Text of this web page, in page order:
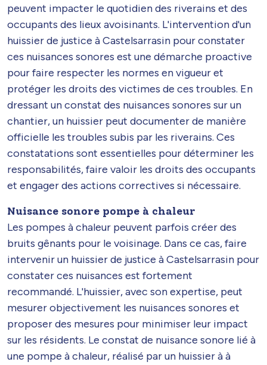
peuvent impacter le quotidien des riverains et des
occupants des lieux avoisinants. L'intervention d'un
huissier de justice à Castelsarrasin pour constater
ces nuisances sonores est une démarche proactive
pour faire respecter les normes en vigueur et
protéger les droits des victimes de ces troubles. En
dressant un constat des nuisances sonores sur un
chantier, un huissier peut documenter de manière
officielle les troubles subis par les riverains. Ces
constatations sont essentielles pour déterminer les
responsabilités, faire valoir les droits des occupants
et engager des actions correctives si nécessaire.
Nuisance sonore pompe à chaleur
Les pompes à chaleur peuvent parfois créer des
bruits gênants pour le voisinage. Dans ce cas, faire
intervenir un huissier de justice à Castelsarrasin pour
constater ces nuisances est fortement
recommandé. L'huissier, avec son expertise, peut
mesurer objectivement les nuisances sonores et
proposer des mesures pour minimiser leur impact
sur les résidents. Le constat de nuisance sonore lié à
une pompe à chaleur, réalisé par un huissier à à